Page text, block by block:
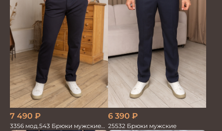
7 490 ₽
3356 мод.543 Брюки мужские
6 390 ₽
25532 Брюки мужские